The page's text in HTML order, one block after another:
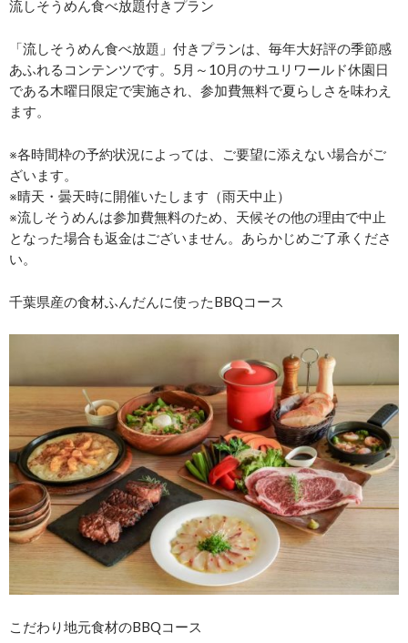
流しそうめん食べ放題付きプラン
「流しそうめん食べ放題」付きプランは、毎年大好評の季節感
あふれるコンテンツです。5月～10月のサユリワールド休園日
である木曜日限定で実施され、参加費無料で夏らしさを味わえ
ます。
※各時間枠の予約状況によっては、ご要望に添えない場合がご
ざいます。
※晴天・曇天時に開催いたします（雨天中止）
※流しそうめんは参加費無料のため、天候その他の理由で中止
となった場合も返金はございません。あらかじめご了承くださ
い。
千葉県産の食材ふんだんに使ったBBQコース
こだわり地元食材のBBQコース